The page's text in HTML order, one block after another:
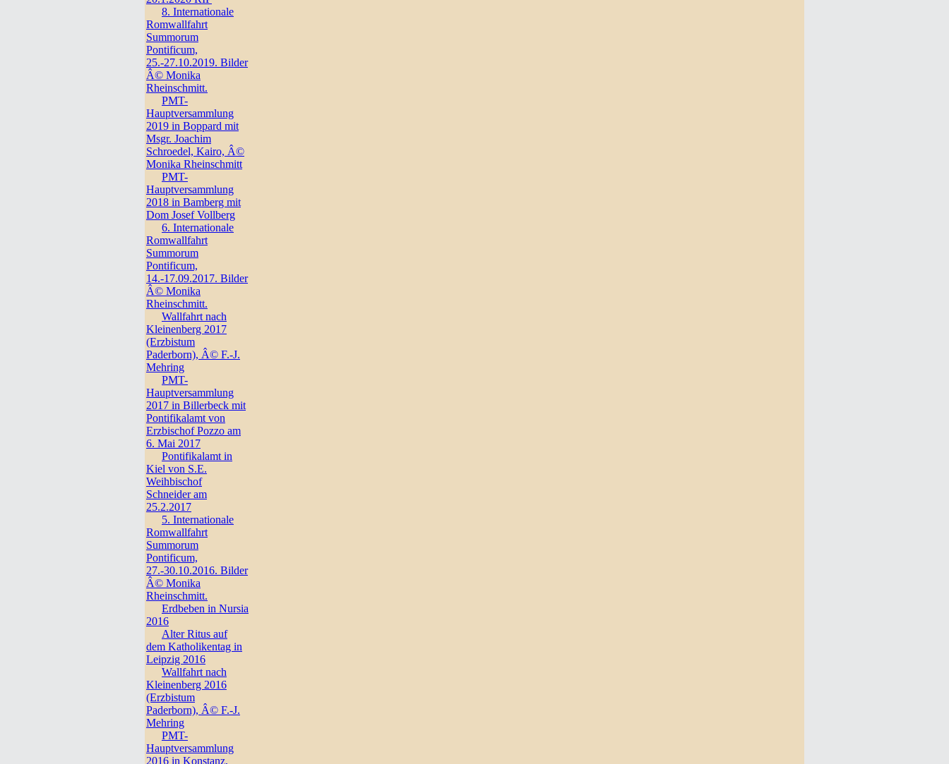
8. Internationale
Romwallfahrt
Summorum
Pontificum,
25.-27.10.2019. Bilder
Â© Monika
Rheinschmitt.
PMT-
Hauptversammlung
2019 in Boppard mit
Msgr. Joachim
Schroedel, Kairo, Â©
Monika Rheinschmitt
PMT-
Hauptversammlung
2018 in Bamberg mit
Dom Josef Vollberg
6. Internationale
Romwallfahrt
Summorum
Pontificum,
14.-17.09.2017. Bilder
Â© Monika
Rheinschmitt.
Wallfahrt nach
Kleinenberg 2017
(Erzbistum
Paderborn), Â© F.-J.
Mehring
PMT-
Hauptversammlung
2017 in Billerbeck mit
Pontifikalamt von
Erzbischof Pozzo am
6. Mai 2017
Pontifikalamt in
Kiel von S.E.
Weihbischof
Schneider am
25.2.2017
5. Internationale
Romwallfahrt
Summorum
Pontificum,
27.-30.10.2016. Bilder
Â© Monika
Rheinschmitt.
Erdbeben in Nursia
2016
Alter Ritus auf
dem Katholikentag in
Leipzig 2016
Wallfahrt nach
Kleinenberg 2016
(Erzbistum
Paderborn), Â© F.-J.
Mehring
PMT-
Hauptversammlung
2016 in Konstanz,